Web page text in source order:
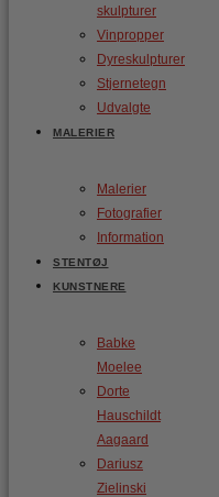
skulpturer
Vinpropper
Dyreskulpturer
Stjernetegn
Udvalgte
MALERIER
Malerier
Fotografier
Information
STENTØJ
KUNSTNERE
Babke
Moelee
Dorte
Hauschildt
Aagaard
Dariusz
Zielinski